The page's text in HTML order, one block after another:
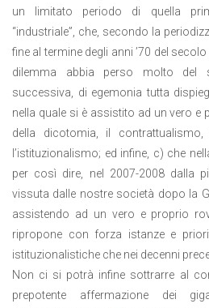
un limitato periodo di quella
“industriale”, che, secondo la
fine al termine degli anni ’70 del
dilemma abbia perso molto del
successiva, di egemonia tutta
nella quale si è assistito ad un vero
della dicotomia, il
l’istituzionalismo; ed infine, c) che
per così dire, nel 2007-2008 dalla
vissuta dalle nostre società dopo la
assistendo ad un vero e proprio
ripropone con forza istanze e
istituzionalistiche che nei decenni
Non ci si potrà infine sottrarre al
prepotente affermazione dei